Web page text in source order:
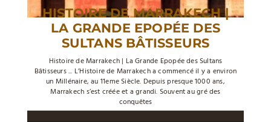
HISTOIRE DE MARRAKECH |
LA GRANDE EPOPÉE DES
SULTANS BÂTISSEURS
Histoire de Marrakech­ | La Grande Epopée des Sultans
Bâtisseurs ... L’Histoire de Marrakech a commencé il y a environ
un Millénaire, au 11eme Siècle. Depuis presque 1000 ans,
Marrakech s’est créée et a grandi. Souvent au gré des
conquêtes